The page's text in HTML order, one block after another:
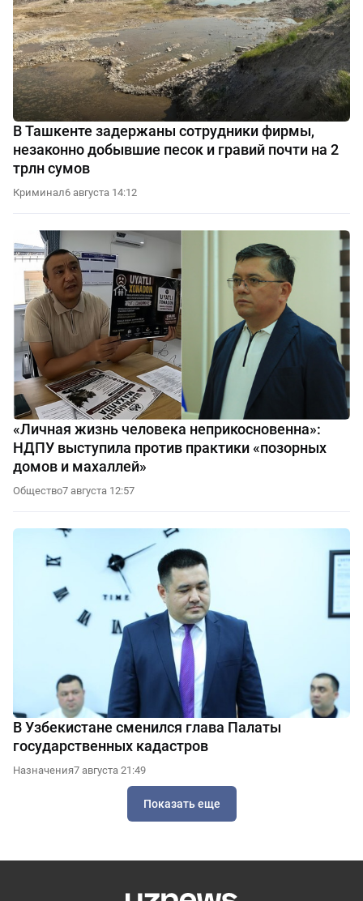
В Ташкенте задержаны сотрудники фирмы,
незаконно добывшие песок и гравий почти на 2
трлн сумов
Криминал6 августа 14:12
«Личная жизнь человека неприкосновенна»:
НДПУ выступила против практики «позорных
домов и махаллей»
Общество7 августа 12:57
В Узбекистане сменился глава Палаты
государственных кадастров
Назначения7 августа 21:49
Показать еще